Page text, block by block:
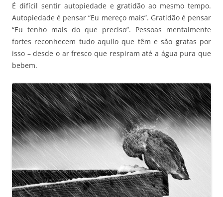
É difícil sentir autopiedade e gratidão ao mesmo tempo.
Autopiedade é pensar “Eu mereço mais”. Gratidão é pensar
“Eu tenho mais do que preciso”. Pessoas mentalmente
fortes reconhecem tudo aquilo que têm e são gratas por
isso – desde o ar fresco que respiram até a água pura que
bebem.